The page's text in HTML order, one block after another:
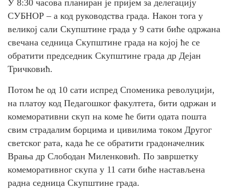
У 8:30 часова планиран је пријем за делегацију
СУБНОР – а код руководства града. Након тога у
великој сали Скупштине града у 9 сати биће одржана
свечана седница Скупштине града на којој ће се
обратити председник Скупштине града др Дејан
Тричковић.
Потом ће од 10 сати испред Споменика револуцији,
на платоу код Педагошког факултета, бити одржан и
комеморативни скуп на коме ће бити одата пошта
свим страдалим борцима и цивилима током Другог
светског рата, када ће се обратити градоначелник
Врања др Слободан Миленковић. По завршетку
комеморативног скупа у 11 сати биће настављена
радна седница Скупштине града.